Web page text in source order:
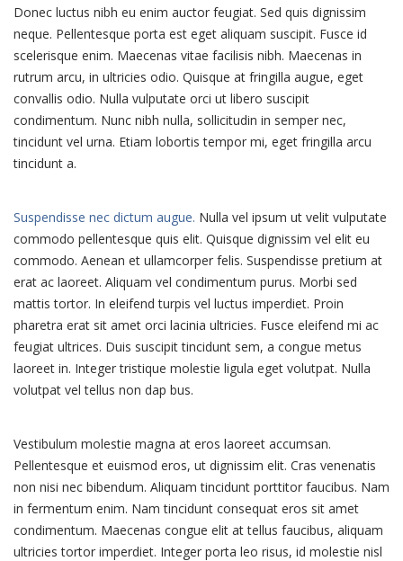
Donec luctus nibh eu enim auctor feugiat. Sed quis dignissim
neque. Pellentesque porta est eget aliquam suscipit. Fusce id
scelerisque enim. Maecenas vitae facilisis nibh. Maecenas in
rutrum arcu, in ultricies odio. Quisque at fringilla augue, eget
convallis odio. Nulla vulputate orci ut libero suscipit
condimentum. Nunc nibh nulla, sollicitudin in semper nec,
tincidunt vel urna. Etiam lobortis tempor mi, eget fringilla arcu
tincidunt a.
Suspendisse nec dictum augue. Nulla vel ipsum ut velit vulputate
commodo pellentesque quis elit. Quisque dignissim vel elit eu
commodo. Aenean et ullamcorper felis. Suspendisse pretium at
erat ac laoreet. Aliquam vel condimentum purus. Morbi sed
mattis tortor. In eleifend turpis vel luctus imperdiet. Proin
pharetra erat sit amet orci lacinia ultricies. Fusce eleifend mi ac
feugiat ultrices. Duis suscipit tincidunt sem, a congue metus
laoreet in. Integer tristique molestie ligula eget volutpat. Nulla
volutpat vel tellus non dap bus.
Vestibulum molestie magna at eros laoreet accumsan.
Pellentesque et euismod eros, ut dignissim elit. Cras venenatis
non nisi nec bibendum. Aliquam tincidunt porttitor faucibus. Nam
in fermentum enim. Nam tincidunt consequat eros sit amet
condimentum. Maecenas congue elit at tellus faucibus, aliquam
ultricies tortor imperdiet. Integer porta leo risus, id molestie nisl